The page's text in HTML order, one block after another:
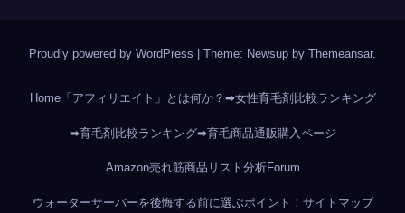
Proudly powered by WordPress Theme: Newsup by Themeansar.
Home「アフィリエイト」とは何か？ ➡女性育毛剤比較ランキング
➡育毛剤比較ランキング➡育毛商品通販購入ページ
Amazon売れ筋商品リスト分析Forum
ウォーターサーバーを後悔する前に選ぶポイント！ サイトマップ